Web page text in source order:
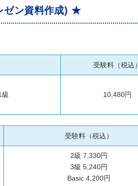
ゼン資料作成) ★
受験料（税込）
級
10,480円
受験料（税込）
2級 7,330円
3級 5,240円
Basic 4,200円